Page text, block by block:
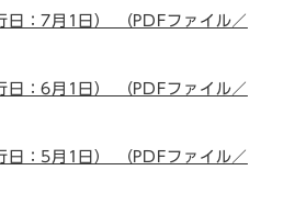
日：7月1日） （PDFファイル／
日：6月1日） （PDFファイル／
日：5月1日） （PDFファイル／